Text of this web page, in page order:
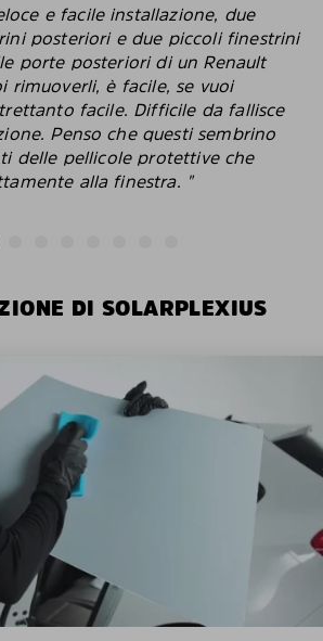
e facile installazione, due
posteriori e due piccoli finestrini
porte posteriori di un Renault
rimuoverli, è facile, se vuoi
facile. Difficile da fallisce
Penso che questi sembrino
delle pellicole protettive che
alla finestra. "
DI SOLARPLEXIUS